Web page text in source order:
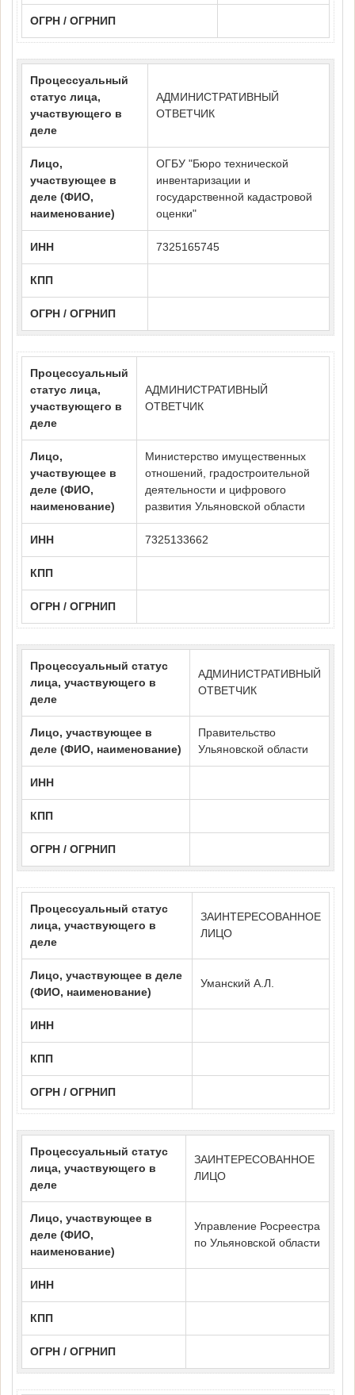
ОГРН / ОГРНИП
Процессуальный
статус лица,
участвующего в
деле
АДМИНИСТРАТИВНЫЙ
ОТВЕТЧИК
Лицо,
участвующее в
деле (ФИО,
наименование)
ОГБУ "Бюро технической
инвентаризации и
государственной кадастровой
оценки"
ИНН 7325165745
КПП
ОГРН / ОГРНИП
Процессуальный
статус лица,
участвующего в
деле
АДМИНИСТРАТИВНЫЙ
ОТВЕТЧИК
Лицо,
участвующее в
деле (ФИО,
наименование)
Министерство имущественных
отношений, градостроительной
деятельности и цифрового
развития Ульяновской области
ИНН 7325133662
КПП
ОГРН / ОГРНИП
Процессуальный статус
лица, участвующего в
деле
АДМИНИСТРАТИВНЫЙ
ОТВЕТЧИК
Лицо, участвующее в
деле (ФИО, наименование)
Правительство
Ульяновской области
ИНН
КПП
ОГРН / ОГРНИП
Процессуальный статус
лица, участвующего в
деле
ЗАИНТЕРЕСОВАННОЕ
ЛИЦО
Лицо, участвующее в деле
(ФИО, наименование)
Уманский А.Л.
ИНН
КПП
ОГРН / ОГРНИП
Процессуальный статус
лица, участвующего в
деле
ЗАИНТЕРЕСОВАННОЕ
ЛИЦО
Лицо, участвующее в
деле (ФИО,
наименование)
Управление Росреестра
по Ульяновской области
ИНН
КПП
ОГРН / ОГРНИП